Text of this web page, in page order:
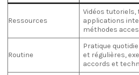
Ressources
Vidéos
applications
méthodes
Routine
Pratique
et régulières,
accords et